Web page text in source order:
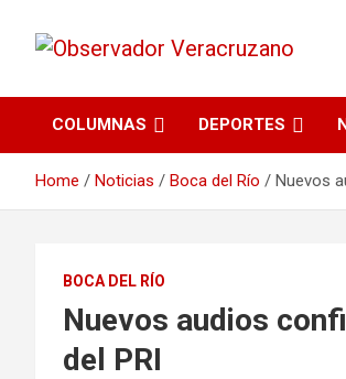
Observador
Veracruzano
COLUMNAS DEPORTES
Home Noticias Boca del Río Nuevos
BOCA DEL RÍO
Nuevos audios
del PRI